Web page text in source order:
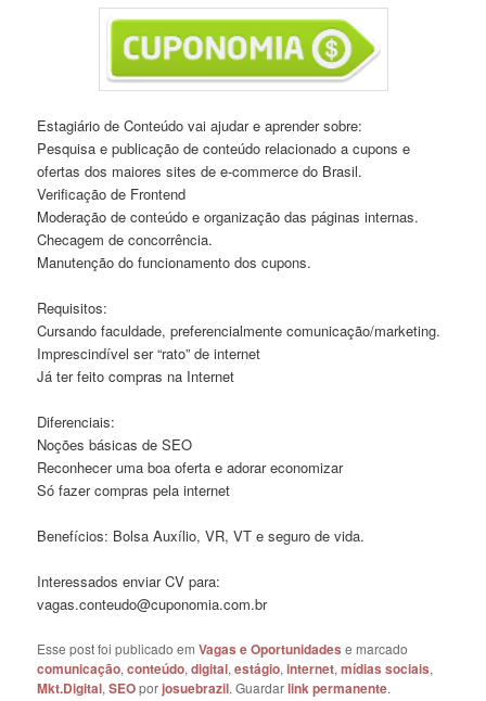
Estagiário de Conteúdo vai ajudar e aprender sobre:
Pesquisa e publicação de conteúdo relacionado a cupons e
ofertas dos maiores sites de e-commerce do Brasil.
Verificação de Frontend
Moderação de conteúdo e organização das páginas internas.
Checagem de concorrência.
Manutenção do funcionamento dos cupons.
Requisitos:
Cursando faculdade, preferencialmente comunicação/marketing.
Imprescindível ser “rato” de internet
Já ter feito compras na Internet
Diferenciais:
Noções básicas de SEO
Reconhecer uma boa oferta e adorar economizar
Só fazer compras pela internet
Benefícios: Bolsa Auxílio, VR, VT e seguro de vida.
Interessados enviar CV para:
vagas.conteudo@cuponomia.com.br
Esse post foi publicado emVagas e Oportunidades e marcado
comunicação,conteúdo,digital,estágio,internet,mídias sociais,
Mkt.Digital,SEOporjosuebrazil. Guardarlink permanente.